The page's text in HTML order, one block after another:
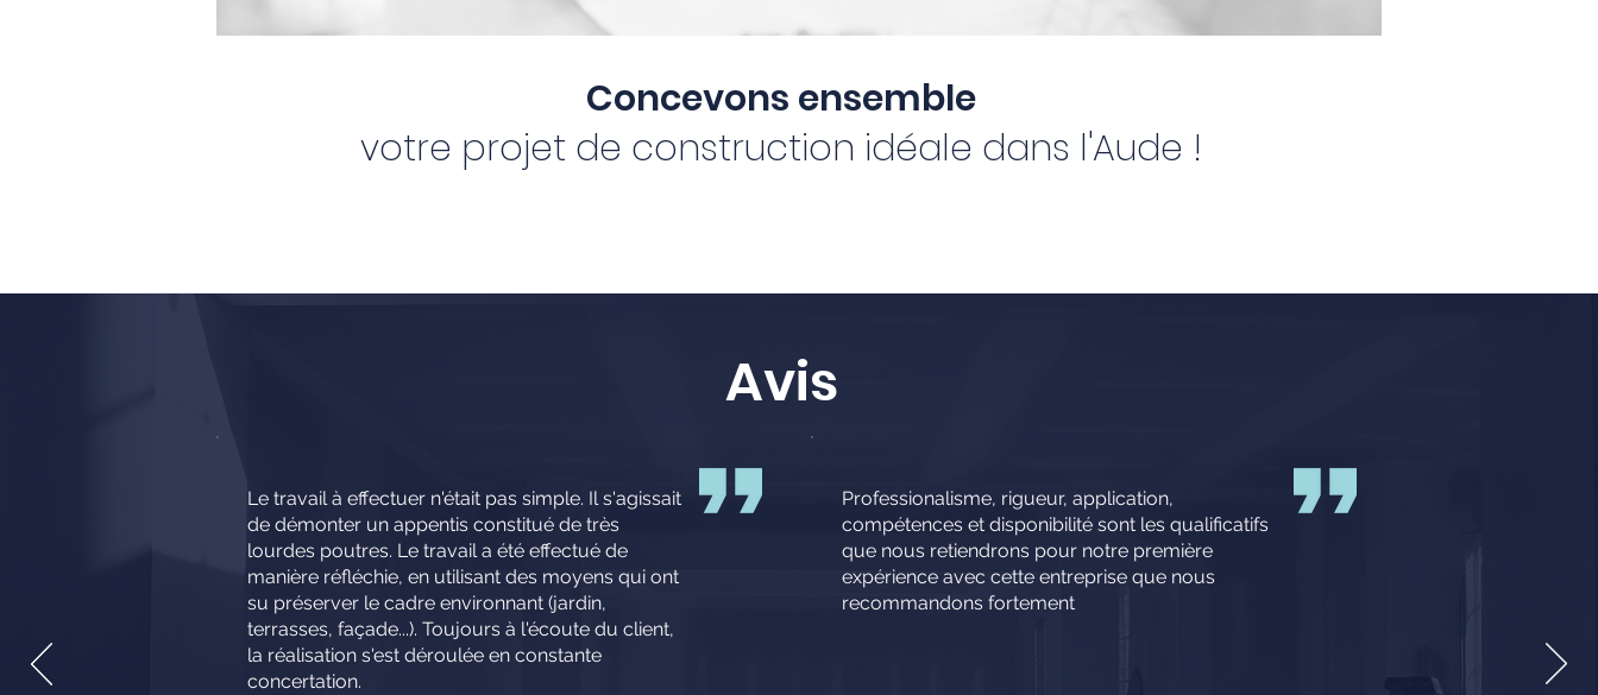
Concevons ensemble
votre projet de construction idéale dans l'Aude !
Avis
Le travail à effectuer n'était pas simple. Il s'agissait
de démonter un appentis constitué de très
lourdes poutres. Le travail a été effectué de
manière réfléchie, en utilisant des moyens qui ont
su préserver le cadre environnant (jardin,
terrasses, façade...). Toujours à l'écoute du client,
la réalisation s'est déroulée en constante
concertation.
Professionalisme, rigueur, application,
compétences et disponibilité sont les qualificatifs
que nous retiendrons pour notre première
expérience avec cette entreprise que nous
recommandons fortement